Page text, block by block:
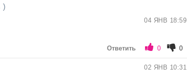
)
04 ЯНВ 18:59
Ответить 0 0
02 ЯНВ 10:31